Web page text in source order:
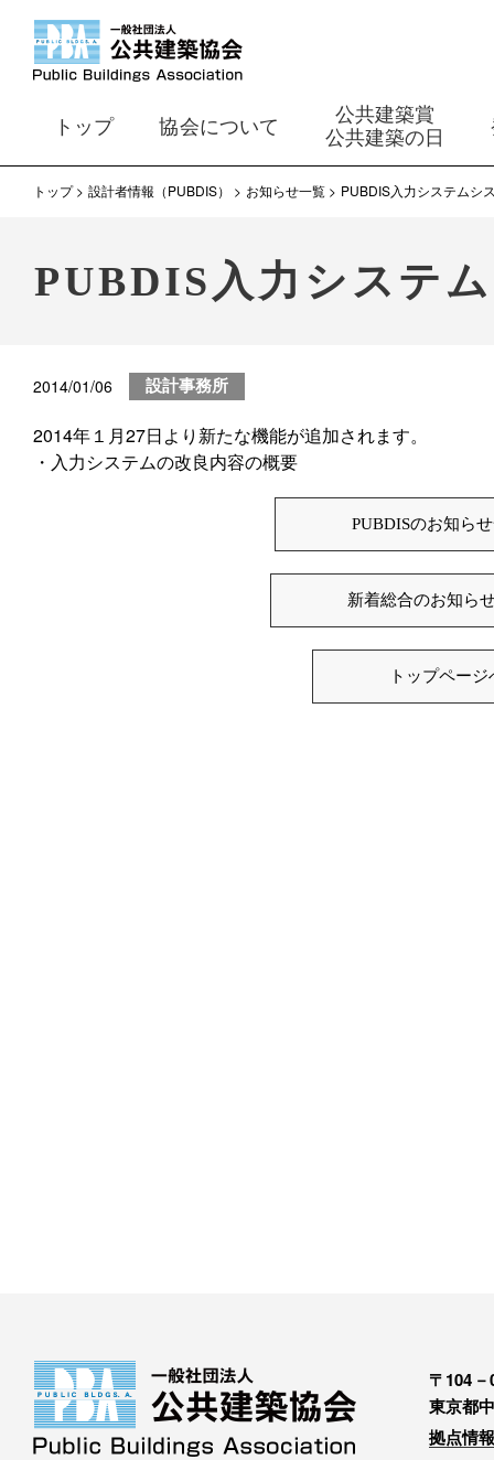
トップ 協会について
公共建築賞
公共建築の日
トップ 設計者情報（PUBDIS） お知らせ一覧 PUBDIS入力システム
PUBDIS入力システ
2014/01/06 設計事務所
2014年１月27日より新たな機能が追加されます。
・入力システムの改良内容の概要
PUBDISのお知ら
新着総合のお知ら
トップページ
〒104－
東京都
拠点情